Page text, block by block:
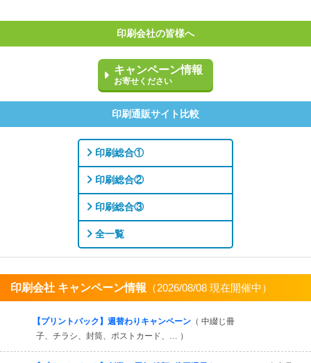
印刷会社の皆様へ
キャンペーン情報
お寄せください
印刷通販サイト比較
印刷総合①
印刷総合②
印刷総合③
全一覧
印刷会社 キャンペーン情報 （2026/08/08 現在開催中）
【プリントパック】週替わりキャンペーン （ 中綴じ冊
子、チラシ、封筒、ポストカード、… ）